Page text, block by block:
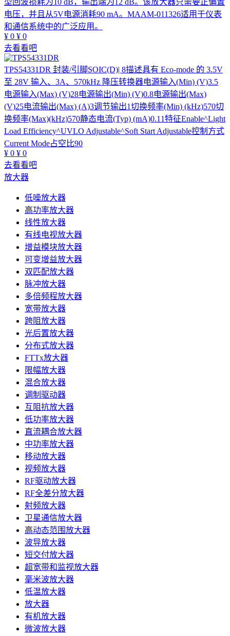
型回波损耗为10 dB，输出端为12 dB。该放大器只需要正偏置
电压，并且从5V电源消耗90 mA。MAAM-011326适用于仪表
和通信系统中的广泛应用。
¥ 0 ¥ 0
去看看吧
TPS54331DR 封装/引脚SOIC(D)| 8描述具有 Eco-mode 的 3.5V
至 28V 输入、3A、570kHz 降压转换器电源输入(Min) (V)3.5
电源输入(Max) (V)28电源输出(Min) (V)0.8电源输出(Max)
(V)25电流输出(Max) (A)3调节输出1切换频率(Min) (kHz)570切
换频率(Max)(kHz)570静态电流(Typ) (mA)0.11特征Enable^Light
Load Efficiency^UVLO Adjustable^Soft Start Adjustable控制方式
Current Mode占空比90
¥ 0 ¥ 0
去看看吧
放大器
低噪放大器
高功率放大器
线性放大器
有线电视放大器
增益模块放大器
可变增益放大器
双匹配放大器
脉冲放大器
多倍频程放大器
宽带放大器
跨阻放大器
光后置放大器
分布式放大器
FTTx放大器
限幅放大器
混合放大器
调制驱动器
互阻抗放大器
低功率放大器
直流耦合放大器
中功率放大器
移动放大器
视频放大器
RF驱动放大器
RF全差分放大器
射频放大器
卫星通信放大器
高动态范围放大器
波导放大器
短交付放大器
超宽带和监视放大器
毫米波放大器
低温放大器
放大器
有机放大器
微波放大器